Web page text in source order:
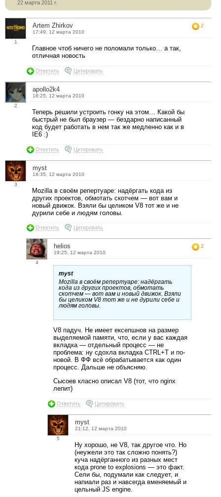
22 марта 2011 г.
1
Artem Zhirkov
17:49, 12 марта 2010
2
Главное чтоб ничего не поломали только… а так,
отличная новость
Ответить Цитировать
2
apollo2k4
18:25, 12 марта 2010
Теперь решили устроить гонку на этом… Какой бы
быстрый не был браузер — бездарно написанный
код будет работать в нем так же медленно как и в
IE6 :)
Ответить Цитировать
3
myst
18:35, 12 марта 2010
Mozilla в своём репертуаре: надёргать кода из
других проектов, обмотать скотчем — вот вам и
новый движок. Взяли бы целиком V8 тот же и не
дурили себе и людям головы.
Ответить Цитировать
4
helios
19:25, 12 марта 2010
2
myst
Mozilla в своём репертуаре: надёргать
кода из других проектов, обмотать
скотчем — вот вам и новый движок. Взяли
бы целиком V8 тот же и не дурили себе и
людям головы.
V8 падуч. Не имеет ексепшнов на размер
выделяемой памяти, что, если у вас каждая
вкладка — отдельный процесс — не
проблема: ну сдохла вкладка CTRL+T и по-
новой. В ФФ всё обрабатывается как один
процесс. Дальше не объясняю.
Сысоев класно описал V8 (тот, что nginx
лепит)
Ответить Цитировать
5
myst
21:12, 12 марта 2010
Ну хорошо, не V8, так другое что. Но
(неужели это так сложно понять?)
куча надёрганного из разных мест
кода prone to explosions — это факт.
Сели бы, подумали как следует, и
напиали раз и навсегда вменяемый и
цельный JS engine.